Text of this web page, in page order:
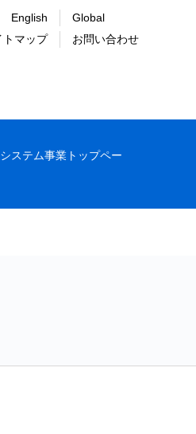
English
トマップ
Global
お問い合わせ
ステム事業トップペー